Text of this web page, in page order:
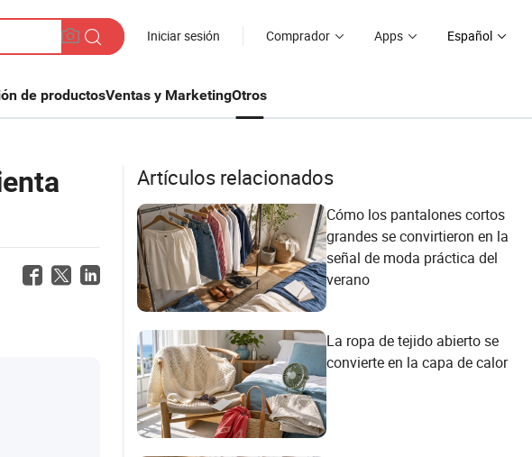
Iniciar sesión Comprador Apps Español
de productosVentas y MarketingOtros
Artículos relacionados
Cómo los pantalones cortos
grandes se convirtieron en la
señal de moda práctica del
verano
La ropa de tejido abierto se
convierte en la capa de calor